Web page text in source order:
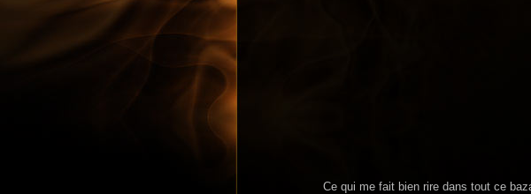
Ce qui me fait bien rire dans tout ce